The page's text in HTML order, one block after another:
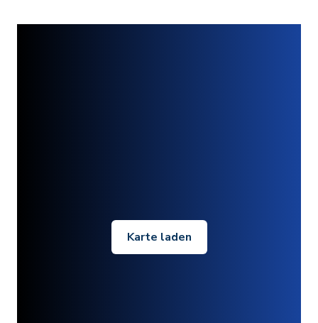
Karte laden